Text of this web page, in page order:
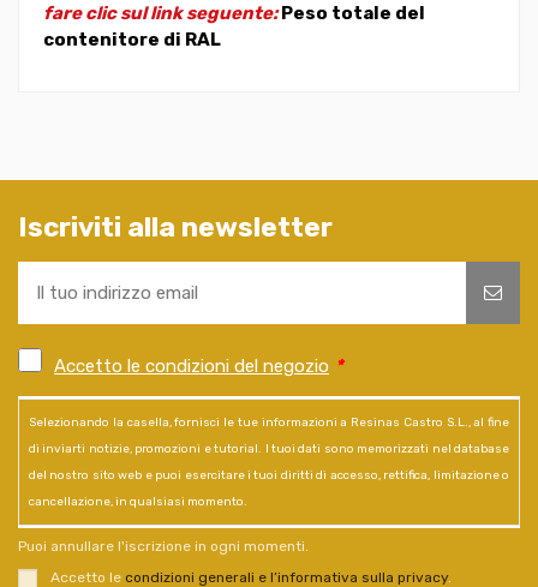
fare clic sul link seguente:Peso totale del
contenitore di RAL
Iscriviti alla newsletter
Accetto le condizioni del negozio *
Selezionando la casella, fornisci le tue informazioni a Resinas Castro S.L., al fine
di inviarti notizie, promozioni e tutorial. I tuoi dati sono memorizzati nel database
del nostro sito web e puoi esercitare i tuoi diritti di accesso, rettifica, limitazione o
cancellazione, in qualsiasi momento.
Puoi annullare l'iscrizione in ogni momenti.
Accetto le condizioni generali e l’informativa sulla privacy.